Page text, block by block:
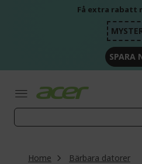
Få extra rabatt
SPARA
Home Bärbara datorer